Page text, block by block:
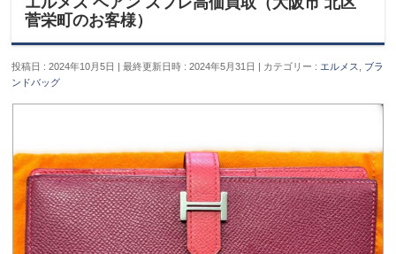
菅栄町のお客様）
投稿日 : 2024年10月5日 最終更新日時 : 2024年5月31日 カテゴリー : エルメス
ブラ
ンドバッグ